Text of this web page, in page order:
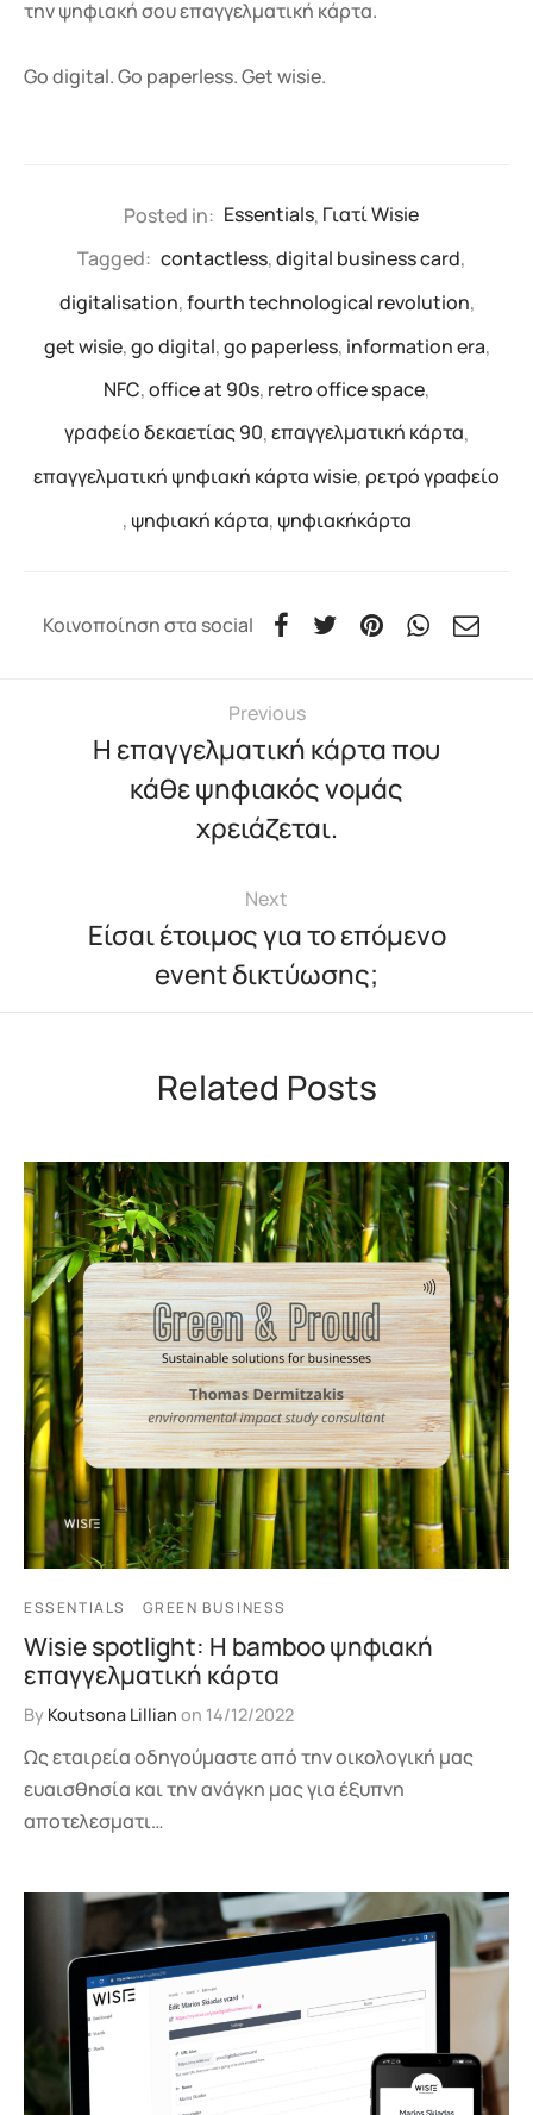
την ψηφιακή σου επαγγελματική κάρτα.
Go digital. Go paperless. Get wisie.
Posted in: Essentials, Γιατί Wisie
Tagged: contactless,digital business card,
digitalisation,fourth technological revolution,
get wisie,go digital,go paperless, information era,
NFC,office at 90s, retro office space,
γραφείο δεκαετίας 90,επαγγελματική κάρτα,
επαγγελματική ψηφιακή κάρτα wisie, ρετρό γραφείο
, ψηφιακή κάρτα, ψηφιακήκάρτα
Κοινοποίηση στα social
Previous
Η επαγγελματική κάρτα που
κάθε ψηφιακός νομάς
χρειάζεται.
Next
Είσαι έτοιμος για το επόμενο
event δικτύωσης;
Related Posts
ESSENTIALS GREEN BUSINESS
Wisie spotlight: Η bamboo ψηφιακή
επαγγελματική κάρτα
By Koutsona Lillian on 14/12/2022
Ως εταιρεία οδηγούμαστε από την οικολογική μας
ευαισθησία και την ανάγκη μας για έξυπνη
αποτελεσματι…